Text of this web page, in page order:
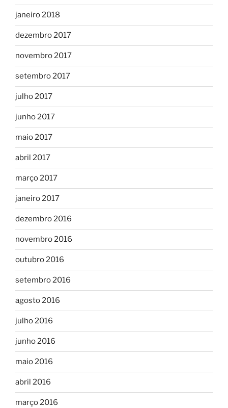
janeiro 2018
dezembro 2017
novembro 2017
setembro 2017
julho 2017
junho 2017
maio 2017
abril 2017
março 2017
janeiro 2017
dezembro 2016
novembro 2016
outubro 2016
setembro 2016
agosto 2016
julho 2016
junho 2016
maio 2016
abril 2016
março 2016